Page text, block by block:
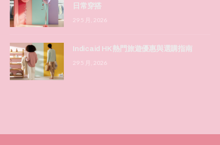
日常穿搭
29 5 月, 2026
Indicaid HK 熱門旅遊優惠與選購指南
29 5 月, 2026